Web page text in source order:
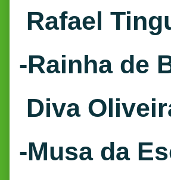
Rafael
-Rainha de
Diva
-Musa da